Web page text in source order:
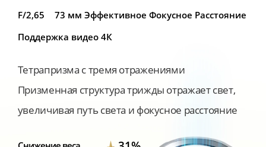
Тетрапризма с тремя отражениями
Призменная структура трижды отражает свет,
увеличивая путь света и фокусное расстояние
Поддержка видео 4К
73 мм Эффективное Фокусное Расстояние
F/2,65